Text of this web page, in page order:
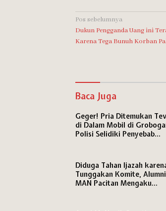
Navigasi
pos
Pos sebelumnya
Dukun Pengganda Uang ini
Karena Tega Bunuh Korban
Baca Juga
Geger! Pria Ditemukan
di Dalam Mobil di
Polisi Selidiki Penyebab
Diduga Tahan Ijazah
Tunggakan Komite, Alumni
MAN Pacitan Mengaku